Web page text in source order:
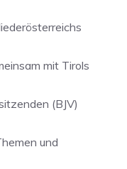
mit Tirols
(BJV)
und